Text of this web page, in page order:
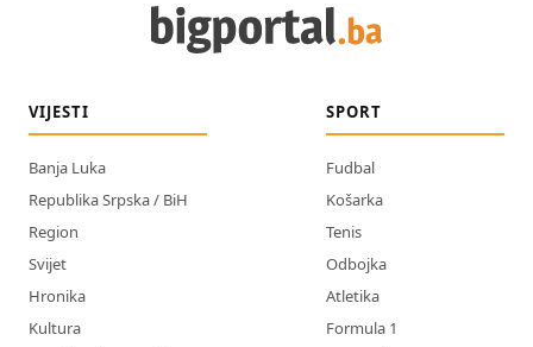
VIJESTI
Banja Luka
Republika Srpska / BiH
Region
Svijet
Hronika
Kultura
SPORT
Fudbal
Košarka
Tenis
Odbojka
Atletika
Formula 1